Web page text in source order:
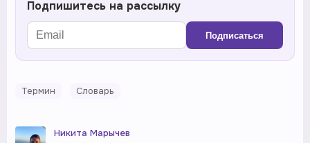
Подпишитесь на рассылку
Подписаться
Термин Словарь
Никита Марычев